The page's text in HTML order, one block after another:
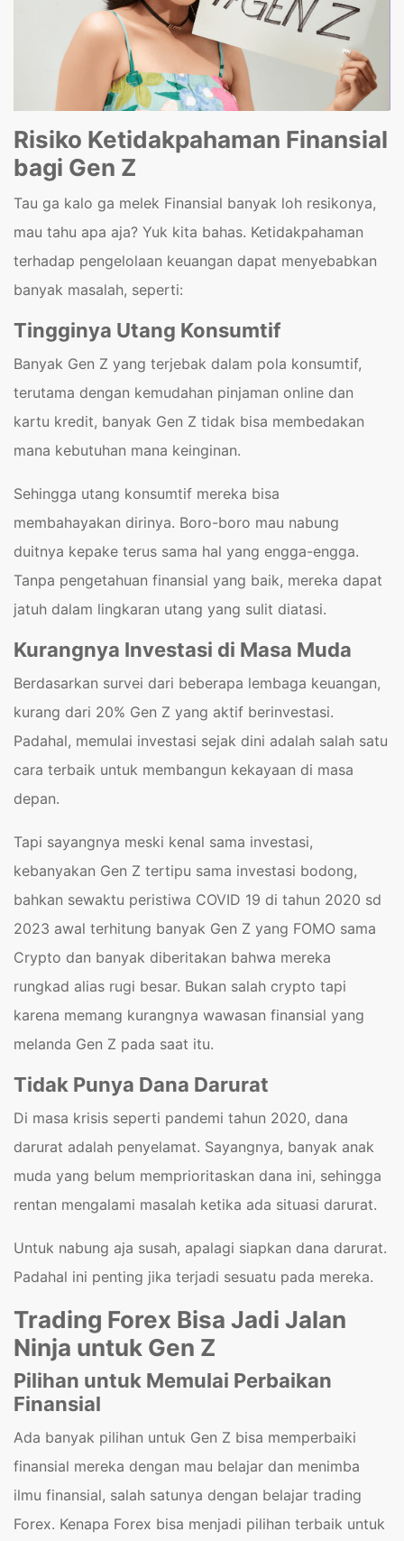
Risiko Ketidakpahaman Finansial
bagi Gen Z
Tau ga kalo ga melek Finansial banyak loh resikonya,
mau tahu apa aja? Yuk kita bahas. Ketidakpahaman
terhadap pengelolaan keuangan dapat menyebabkan
banyak masalah, seperti:
Tingginya Utang Konsumtif
Banyak Gen Z yang terjebak dalam pola konsumtif,
terutama dengan kemudahan pinjaman online dan
kartu kredit, banyak Gen Z tidak bisa membedakan
mana kebutuhan mana keinginan.
Sehingga utang konsumtif mereka bisa
membahayakan dirinya. Boro-boro mau nabung
duitnya kepake terus sama hal yang engga-engga.
Tanpa pengetahuan finansial yang baik, mereka dapat
jatuh dalam lingkaran utang yang sulit diatasi.
Kurangnya Investasi di Masa Muda
Berdasarkan survei dari beberapa lembaga keuangan,
kurang dari 20% Gen Z yang aktif berinvestasi.
Padahal, memulai investasi sejak dini adalah salah satu
cara terbaik untuk membangun kekayaan di masa
depan.
Tapi sayangnya meski kenal sama investasi,
kebanyakan Gen Z tertipu sama investasi bodong,
bahkan sewaktu peristiwa COVID 19 di tahun 2020 sd
2023 awal terhitung banyak Gen Z yang FOMO sama
Crypto dan banyak diberitakan bahwa mereka
rungkad alias rugi besar. Bukan salah crypto tapi
karena memang kurangnya wawasan finansial yang
melanda Gen Z pada saat itu.
Tidak Punya Dana Darurat
Di masa krisis seperti pandemi tahun 2020, dana
darurat adalah penyelamat. Sayangnya, banyak anak
muda yang belum memprioritaskan dana ini, sehingga
rentan mengalami masalah ketika ada situasi darurat.
Untuk nabung aja susah, apalagi siapkan dana darurat.
Padahal ini penting jika terjadi sesuatu pada mereka.
Trading Forex Bisa Jadi Jalan
Ninja untuk Gen Z
Pilihan untuk Memulai Perbaikan
Finansial
Ada banyak pilihan untuk Gen Z bisa memperbaiki
finansial mereka dengan mau belajar dan menimba
ilmu finansial, salah satunya dengan belajar trading
Forex. Kenapa Forex bisa menjadi pilihan terbaik untuk